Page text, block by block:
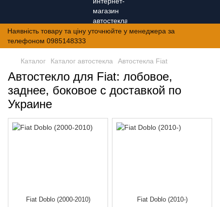
Наявність товару та ціну уточнюйте у менеджера за
телефоном 0985148333
Каталог Каталог автостекла Автостекла Fiat
Автостекло для Fiat: лобовое,
заднее, боковое с доставкой по
Украине
Fiat Doblo (2000-2010) Fiat Doblo (2010-)